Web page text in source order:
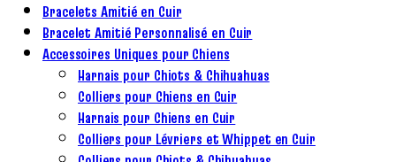
Bracelets Amitié en Cuir
Bracelet Amitié Personnalisé en Cuir
Accessoires Uniques pour Chiens
Harnais pour Chiots & Chihuahuas
Colliers pour Chiens en Cuir
Harnais pour Chiens en Cuir
Colliers pour Lévriers et Whippet en Cuir